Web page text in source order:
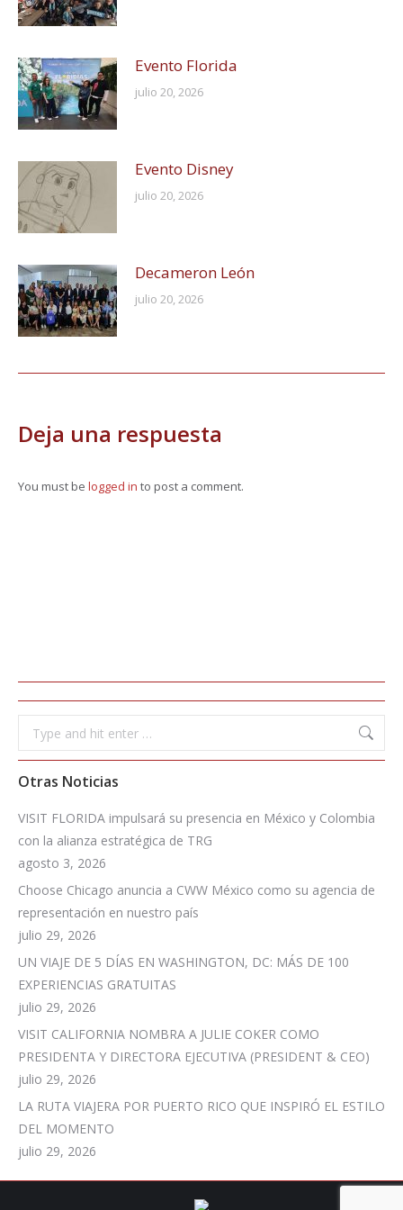
Evento Florida
julio 20, 2026
Evento Disney
julio 20, 2026
Decameron León
julio 20, 2026
Deja una respuesta
You must be logged in to post a comment.
Search:
Otras Noticias
VISIT FLORIDA impulsará su presencia en México y Colombia
con la alianza estratégica de TRG
agosto 3, 2026
Choose Chicago anuncia a CWW México como su agencia de
representación en nuestro país
julio 29, 2026
UN VIAJE DE 5 DÍAS EN WASHINGTON, DC: MÁS DE 100
EXPERIENCIAS GRATUITAS
julio 29, 2026
VISIT CALIFORNIA NOMBRA A JULIE COKER COMO
PRESIDENTA Y DIRECTORA EJECUTIVA (PRESIDENT & CEO)
julio 29, 2026
LA RUTA VIAJERA POR PUERTO RICO QUE INSPIRÓ EL ESTILO
DEL MOMENTO
julio 29, 2026